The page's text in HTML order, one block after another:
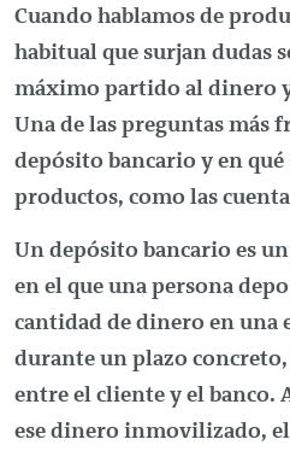
Cuando hablamos de
habitual que surjan dudas
máximo partido al dinero
Una de las preguntas más
depósito bancario y en
productos, como las
Un depósito bancario es
en el que una persona
cantidad de dinero en una
durante un plazo
entre el cliente y el banco.
ese dinero inmovilizado,